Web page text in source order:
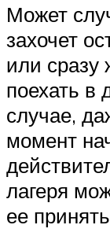
Может
захочет
или сразу
поехать в
случае,
момент
лагеря
ее